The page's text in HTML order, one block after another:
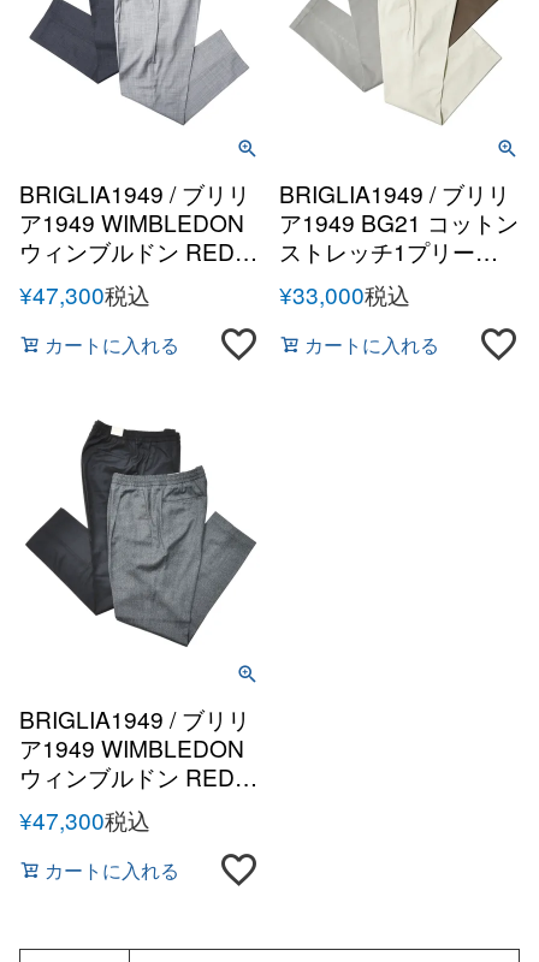
BRIGLIA1949 / ブリリ
ア1949 WIMBLEDON
ウィンブルドン REDA
Active super120'sトロ
ピカルウール1プリー
ツテーパードシャーリ
ングパンツ
¥47,300税込
カートに入れる
BRIGLIA1949 / ブリリ
ア1949 BG21 コットン
ストレッチ1プリーツ
テーパードパンツ
¥33,000税込
カートに入れる
BRIGLIA1949 / ブリリ
ア1949 WIMBLEDON
ウィンブルドン REDA
ACTIVEウールサキソ
ニー1プリーツテーパ
ードシャーリングパン
¥47,300税込
カートに入れる